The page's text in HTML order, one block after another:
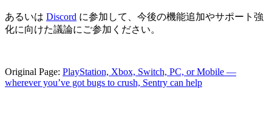
あるいは Discord に参加して、今後の機能追加やサポート強
化に向けた議論にご参加ください。
Original Page: PlayStation, Xbox, Switch, PC, or Mobile —
wherever you’ve got bugs to crush, Sentry can help